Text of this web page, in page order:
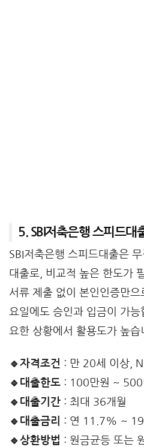
5. SBI저축은행 스피드대
SBI저축은행 스피드대출은
대출로, 비교적 높은 한도가
서류 제출 없이 본인인증만
요일에도 승인과 입금이 가
요한 상황에서 활용도가 높습
🔹자격조건 : 만 20세 이상,
🔹대출한도 : 100만원 ~ 500
🔹대출기간 : 최대 36개월
🔹대출금리
: 연 11.7% ~
🔹상환방법 : 원금균등 또는